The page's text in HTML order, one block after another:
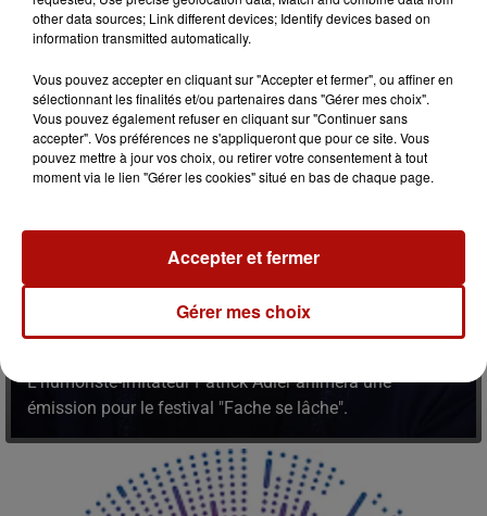
PATRICK ADLER EN ÉMISSION POUR LE
L'humoriste-imitateur Patrick Adler animera une
émission pour le festival "Fache se lâche".
other data sources; Link different devices; Identify devices based on
information transmitted automatically.
Vous pouvez accepter en cliquant sur "Accepter et fermer", ou affiner en
sélectionnant les finalités et/ou partenaires dans "Gérer mes choix".
Vous pouvez également refuser en cliquant sur "Continuer sans
accepter". Vos préférences ne s'appliqueront que pour ce site. Vous
pouvez mettre à jour vos choix, ou retirer votre consentement à tout
moment via le lien "Gérer les cookies" situé en bas de chaque page.
Gérer mes choix
Accepter et fermer